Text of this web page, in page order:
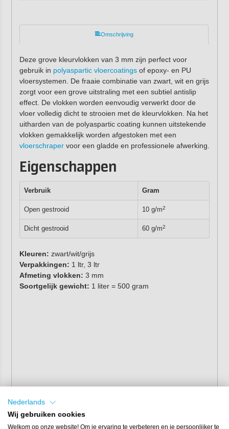
Omschrijving
Deze grove kleurvlokken van 3 mm zijn perfect voor
gebruik in polyaspartic vloercoatingsof epoxy- en PU
vloersystemen. De fraaie combinatie van zwart, wit en grijs
zorgt voor een grove uitstraling met een subtiel antislip
effect. De vlokken worden eenvoudig verwerkt door de
vloer volledig dicht te strooien met de kleurvlokken. Na het
uitharden van de polyaspartic coating kunnen uitstekende
vlokken gemakkelijk worden afgestoken met een
vloerschrapervoor een gladde en professionele afwerking.
Eigenschappen
Verbruik Gram
Open gestrooid 10 g/m2
Dicht gestrooid 60 g/m2
Kleuren: zwart/wit/grijs
Verpakkingen: 1 ltr, 3 ltr
Afmeting vlokken: 3 mm
Soortgelijk gewicht: 1 liter = 500 gram
Nederlands
Wij gebruiken cookies
Welkom op onze website! Om je ervaring te verbeteren en je persoonlijker te